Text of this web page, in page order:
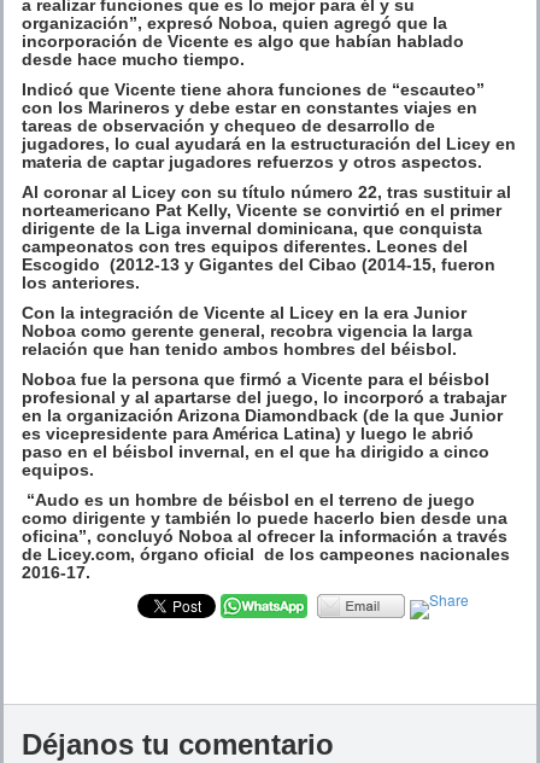
a realizar funciones que es lo mejor para él y su
organización”, expresó Noboa, quien agregó que la
incorporación de Vicente es algo que habían hablado
desde hace mucho tiempo.
Indicó que Vicente tiene ahora funciones de “escauteo”
con los Marineros y debe estar en constantes viajes en
tareas de observación y chequeo de desarrollo de
jugadores, lo cual ayudará en la estructuración del Licey en
materia de captar jugadores refuerzos y otros aspectos.
Al coronar al Licey con su título número 22, tras sustituir al
norteamericano Pat Kelly, Vicente se convirtió en el primer
dirigente de la Liga invernal dominicana, que conquista
campeonatos con tres equipos diferentes. Leones del
Escogido (2012-13 y Gigantes del Cibao (2014-15, fueron
los anteriores.
Con la integración de Vicente al Licey en la era Junior
Noboa como gerente general, recobra vigencia la larga
relación que han tenido ambos hombres del béisbol.
Noboa fue la persona que firmó a Vicente para el béisbol
profesional y al apartarse del juego, lo incorporó a trabajar
en la organización Arizona Diamondback (de la que Junior
es vicepresidente para América Latina) y luego le abrió
paso en el béisbol invernal, en el que ha dirigido a cinco
equipos.
“Audo es un hombre de béisbol en el terreno de juego
como dirigente y también lo puede hacerlo bien desde una
oficina”, concluyó Noboa al ofrecer la información a través
de Licey.com, órgano oficial de los campeones nacionales
2016-17.
Déjanos tu comentario